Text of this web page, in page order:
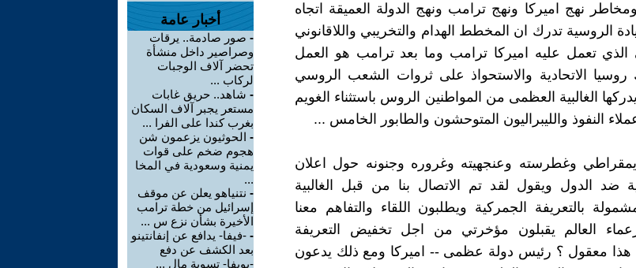
نهج اميركا ونهج ترامب ونهج الدولة العميقة اتجاه
الروسية تدرك ان المخطط الهدام والتخريبي واللاقانوني
الذي تعمل عليه اميركا ترامب وما بعد ترامب هو العمل
الاتحادية والاستحواذ على ثروات الشعب الروسي
الغالبية العظمى من المواطنين الروس باستثناء الغويم
النفوذ والليبراليون المتوحشون والطابور الخامس ...
وغطرسته وعنجهيته وغروره وجنونه حول اعلان
ضد الدول ويقول لقد تم الاتصال بنا من قبل الغالبية
بالتعريفة الجمركية ويطلبون اللقاء والتفاهم معنا
العالم يقبلون مؤخرتي من اجل تخفيض التعريفة
هذا معقول ؟ رئيس دولة عظمى -- اميركا ومع ذلك يدعون
أخبار عامة
- صور صادمة.. يرقات
وصراصير داخل منشأة
تحضر آلاف الوجبات
لركاب ...
- شاهد.. حريق غابات
مستعر يجبر آلاف السكان
بغرب كندا على الفرا ...
- الحوثيون يزعمون شن
هجوم ضخم على قوات
يمنية وسعودية في المخا
...
- نتنياهو يعلن عن موقف
إسرائيل من خطة ترامب
الأخيرة بشأن نزع س ...
- -فيفا- يدافع عن إنفانتينو
بعد الكشف عن دفع
-يويفا- تسوية مال ...